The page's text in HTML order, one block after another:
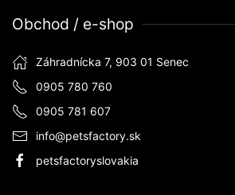
Obchod / e-shop
Záhradnícka 7, 903 01 Senec
0905 780 760
0905 781 607
info@petsfactory.sk
petsfactoryslovakia